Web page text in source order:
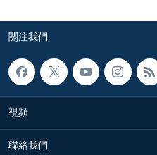
關注我們
視頻
聯絡我們